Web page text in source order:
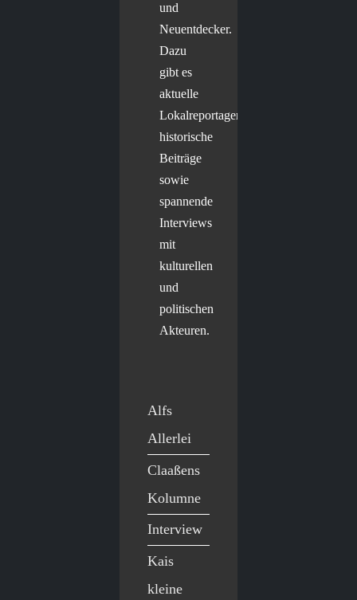
und
Neuentdecker.
Dazu
gibt es
aktuelle
Lokalreportagen,
historische
Beiträge
sowie
spannende
Interviews
mit
kulturellen
und
politischen
Akteuren.
Alfs
Allerlei
Claaßens
Kolumne
Interview
Kais
kleine